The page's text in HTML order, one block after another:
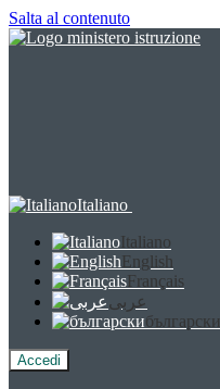
Salta al contenuto
Italiano
Italiano
English
Français
عربى
български
Accedi